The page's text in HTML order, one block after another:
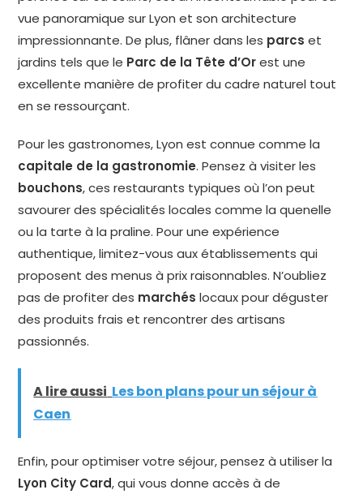
vue panoramique sur Lyon et son architecture
impressionnante. De plus, flâner dans les parcs et
jardins tels que le Parc de la Tête d’Orest une
excellente manière de profiter du cadre naturel tout
en se ressourçant.
Pour les gastronomes, Lyon est connue comme la
capitale de la gastronomie. Pensez à visiter les
bouchons, ces restaurants typiques où l’on peut
savourer des spécialités locales comme la quenelle
ou la tarte à la praline. Pour une expérience
authentique, limitez-vous aux établissements qui
proposent des menus à prix raisonnables. N’oubliez
pas de profiter des marchés locaux pour déguster
des produits frais et rencontrer des artisans
passionnés.
A lire aussi Les bon plans pour un séjour à
Caen
Enfin, pour optimiser votre séjour, pensez à utiliser la
Lyon City Card, qui vous donne accès à de